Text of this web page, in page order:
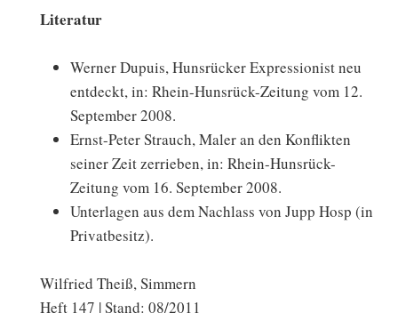
Literatur
Werner Dupuis, Hunsrücker Expressionist neu
entdeckt, in: Rhein-Hunsrück-Zeitung vom 12.
September 2008.
Ernst-Peter Strauch, Maler an den Konflikten
seiner Zeit zerrieben, in: Rhein-Hunsrück-
Zeitung vom 16. September 2008.
Unterlagen aus dem Nachlass von Jupp Hosp (in
Privatbesitz).
Wilfried Theiß, Simmern
Heft 147 | Stand: 08/2011